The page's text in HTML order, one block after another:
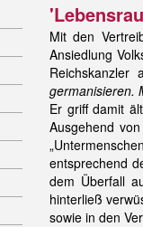
Mit den
Ansiedlung
germanisieren.
Er griff damit
Ausgehend
entsprechend
dem Überfall
hinterließ
sowie in den